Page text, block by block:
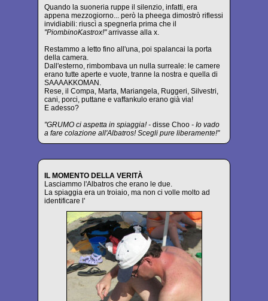
Quando la suoneria ruppe il silenzio, infatti, era
appena mezzogiorno... però la pheega dimostrò riflessi
invidiabili: riuscì a spegnerla prima che il
"PiombinoKastrox!"arrivasse alla x.
Restammo a letto fino all'una, poi spalancai la porta
della camera.
Dall'esterno, rimbombava un nulla surreale: le camere
erano tutte aperte e vuote, tranne la nostra e quella di
SAAAAKKOMAN.
Rese, il Compa, Marta, Mariangela, Ruggeri, Silvestri,
cani, porci, puttane e vaffankulo erano già via!
E adesso?
"GRUMO ci aspetta in spiaggia! - disse Choo - Io vado
a fare colazione all'Albatros! Scegli pure liberamente!"
IL MOMENTO DELLA VERITÀ
Lasciammo l'Albatros che erano le due.
La spiaggia era un troiaio, ma non ci volle molto ad
identificare l'